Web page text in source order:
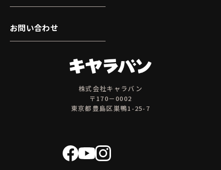
株式会社キャラバン
〒170－0002
東京都豊島区巣鴨1-25-7
お問い合わせ